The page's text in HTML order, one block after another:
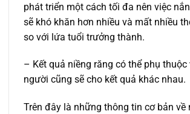
phát triển một cách tối đa nên việc
sẽ khó khăn hơn nhiều và mất nhiều
so với lứa tuổi trưởng thành.
– Kết quả niềng răng có thể phụ
người cũng sẽ cho kết quả khác nhau.
Trên đây là những thông tin cơ bản về